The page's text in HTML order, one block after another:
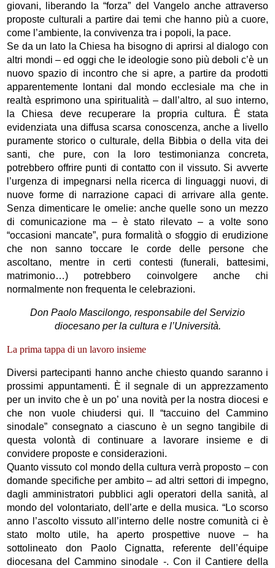
giovani, liberando la “forza” del Vangelo anche attraverso
proposte culturali a partire dai temi che hanno più a cuore,
come l’ambiente, la convivenza tra i popoli, la pace.
Se da un lato la Chiesa ha bisogno di aprirsi al dialogo con
altri mondi – ed oggi che le ideologie sono più deboli c’è un
nuovo spazio di incontro che si apre, a partire da prodotti
apparentemente lontani dal mondo ecclesiale ma che in
realtà esprimono una spiritualità – dall’altro, al suo interno,
la Chiesa deve recuperare la propria cultura. È stata
evidenziata una diffusa scarsa conoscenza, anche a livello
puramente storico o culturale, della Bibbia o della vita dei
santi, che pure, con la loro testimonianza concreta,
potrebbero offrire punti di contatto con il vissuto. Si avverte
l’urgenza di impegnarsi nella ricerca di linguaggi nuovi, di
nuove forme di narrazione capaci di arrivare alla gente.
Senza dimenticare le omelie: anche quelle sono un mezzo
di comunicazione ma – è stato rilevato – a volte sono
“occasioni mancate”, pura formalità o sfoggio di erudizione
che non sanno toccare le corde delle persone che
ascoltano, mentre in certi contesti (funerali, battesimi,
matrimonio…) potrebbero coinvolgere anche chi
normalmente non frequenta le celebrazioni.
Don Paolo Mascilongo, responsabile del Servizio
diocesano per la cultura e l’Università.
La prima tappa di un lavoro insieme
Diversi partecipanti hanno anche chiesto quando saranno i
prossimi appuntamenti. È il segnale di un apprezzamento
per un invito che è un po’ una novità per la nostra diocesi e
che non vuole chiudersi qui. Il “taccuino del Cammino
sinodale” consegnato a ciascuno è un segno tangibile di
questa volontà di continuare a lavorare insieme e di
convidere proposte e considerazioni.
Quanto vissuto col mondo della cultura verrà proposto – con
domande specifiche per ambito – ad altri settori di impegno,
dagli amministratori pubblici agli operatori della sanità, al
mondo del volontariato, dell’arte e della musica. “Lo scorso
anno l’ascolto vissuto all’interno delle nostre comunità ci è
stato molto utile, ha aperto prospettive nuove – ha
sottolineato don Paolo Cignatta, referente dell’équipe
diocesana del Cammino sinodale -. Con il Cantiere della